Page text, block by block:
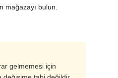
mağazayı bulun.
gelmemesi için